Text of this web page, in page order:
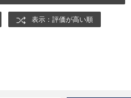
表示：評価が高い順